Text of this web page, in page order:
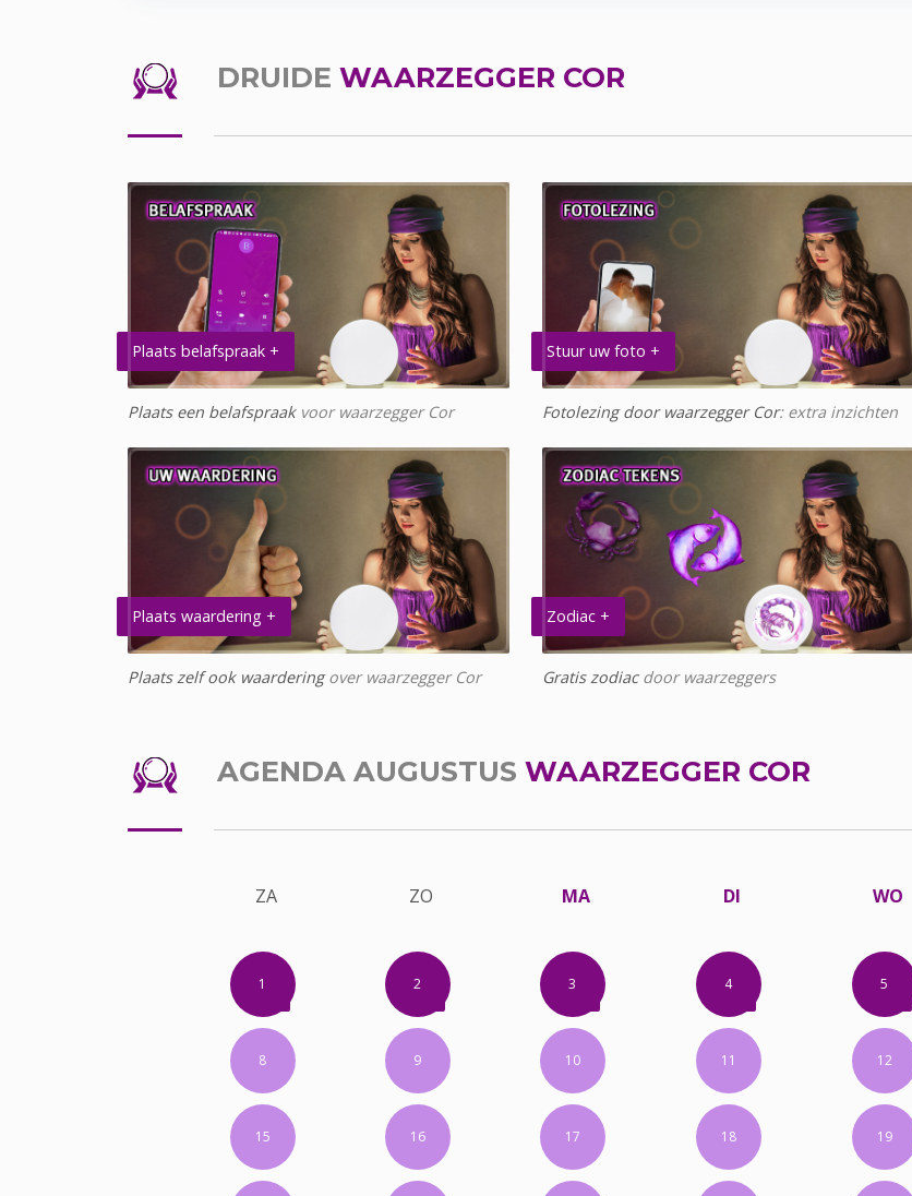
DRUIDE WAARZEGGER COR
Plaats belafspraak +
Plaats een belafspraakvoor waarzegger Cor
Stuur uw foto +
Fotolezing door waarzegger Cor: extra inzichten
Plaats waardering +
Plaats zelf ook waarderingover waarzegger Cor
Zodiac +
Gratis zodiacdoor waarzeggers
AGENDA AUGUSTUS WAARZEGGER COR
ZA ZO MA DI WO
1 2 3 4 5
8 9 10 11 12
15 16 17 18 19